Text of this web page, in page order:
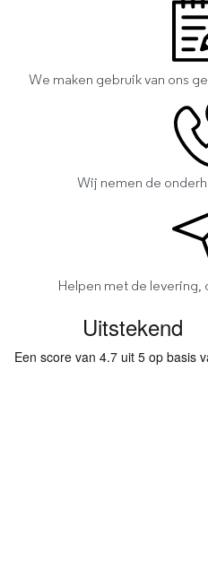
We maken gebruik van ons
Wij nemen de
Helpen met de levering,